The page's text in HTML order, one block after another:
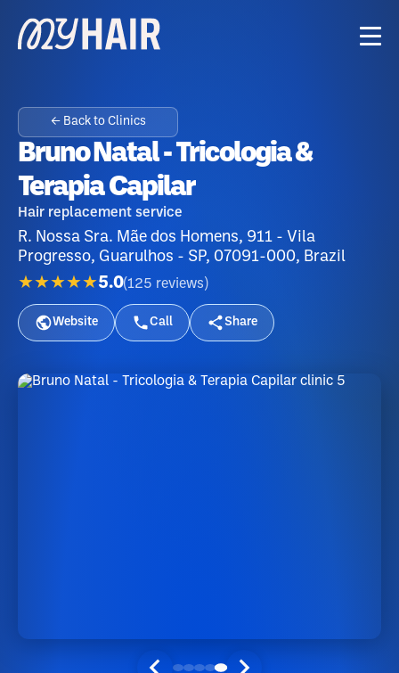
← Back to Clinics
Bruno Natal - Tricologia &
Terapia Capilar
Hair replacement service
R. Nossa Sra. Mãe dos Homens, 911 - Vila
Progresso, Guarulhos - SP, 07091-000, Brazil
★★★★★5.0(125 reviews )
Website Call Share